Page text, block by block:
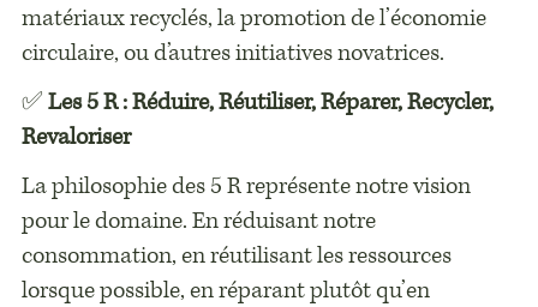
matériaux recyclés, la promotion de l’économie
circulaire, ou d’autres initiatives novatrices.
✅Les 5 R : Réduire, Réutiliser, Réparer, Recycler,
Revaloriser
La philosophie des 5 R représente notre vision
pour le domaine. En réduisant notre
consommation, en réutilisant les ressources
lorsque possible, en réparant plutôt qu’en